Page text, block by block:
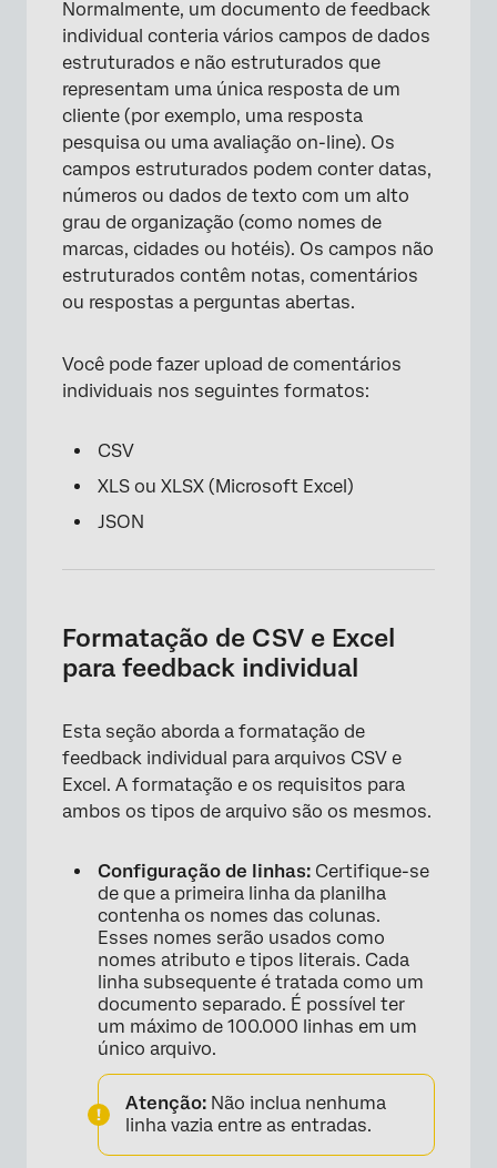
Normalmente, um documento de feedback
individual conteria vários campos de dados
estruturados e não estruturados que
representam uma única resposta de um
cliente (por exemplo, uma resposta
pesquisa ou uma avaliação on-line). Os
campos estruturados podem conter datas,
números ou dados de texto com um alto
grau de organização (como nomes de
marcas, cidades ou hotéis). Os campos não
estruturados contêm notas, comentários
ou respostas a perguntas abertas.
Você pode fazer upload de comentários
individuais nos seguintes formatos:
CSV
XLS ou XLSX (Microsoft Excel)
JSON
Formatação de CSV e Excel
para feedback individual
Esta seção aborda a formatação de
feedback individual para arquivos CSV e
Excel. A formatação e os requisitos para
ambos os tipos de arquivo são os mesmos.
Configuração de linhas: Certifique-se
de que a primeira linha da planilha
contenha os nomes das colunas.
Esses nomes serão usados como
nomes atributo e tipos literais. Cada
linha subsequente é tratada como um
documento separado. É possível ter
um máximo de 100.000 linhas em um
único arquivo.
Atenção: Não inclua nenhuma
linha vazia entre as entradas.